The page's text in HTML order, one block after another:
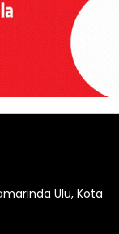
Ulu, Kota